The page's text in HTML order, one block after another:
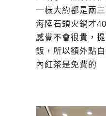
一樣大約都是兩
海陸石頭火鍋才
感覺不會很貴，
飯，所以額外點
內紅茶是免費的